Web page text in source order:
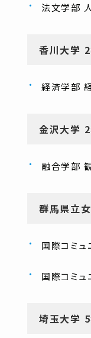
法文学部
香川大学 2
経済学部
金沢大学 2
融合学部
群馬県立
国際コミ
国際コミ
埼玉大学 5